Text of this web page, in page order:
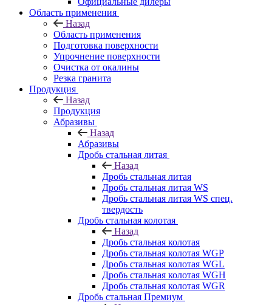
Область применения
Назад
Область применения
Подготовка поверхности
Упрочнение поверхности
Очистка от окалины
Резка гранита
Продукция
Назад
Продукция
Абразивы
Назад
Абразивы
Дробь стальная литая
Назад
Дробь стальная литая
Дробь стальная литая WS
Дробь стальная литая WS спец.
твердость
Дробь стальная колотая
Назад
Дробь стальная колотая
Дробь стальная колотая WGP
Дробь стальная колотая WGL
Дробь стальная колотая WGH
Дробь стальная колотая WGR
Дробь стальная Премиум